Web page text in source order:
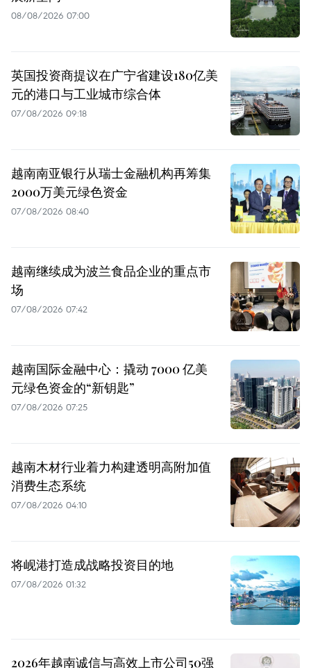
08/08/2026 07:00
英国投资商提议在广宁省建设180亿美
元的港口与工业城市综合体
07/08/2026 09:18
越南南亚银行从瑞士金融机构再筹集
2000万美元绿色资金
07/08/2026 08:40
越南继续成为波兰食品企业的重点市
场
07/08/2026 07:42
越南国际金融中心：撬动 7000 亿美
元绿色资金的“新钥匙”
07/08/2026 07:25
越南木材行业着力构建透明高附加值
消费生态系统
07/08/2026 04:10
将岘港打造成战略投资目的地
07/08/2026 01:32
2026年越南诚信与高效上市公司50强